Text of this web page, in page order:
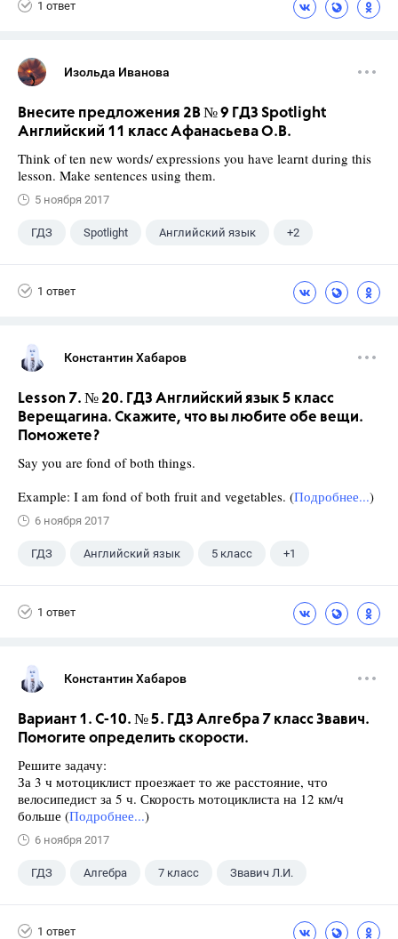
1 ответ
Изольда Иванова
Внесите предложения 2B № 9 ГДЗ Spotlight
Английский 11 класс Афанасьева О.В.
Think of ten new words/ expressions you have learnt during this
lesson. Make sentences using them.
5 ноября 2017
ГДЗ Spotlight Английский язык +2
1 ответ
Константин Хабаров
Lesson 7. № 20. ГДЗ Английский язык 5 класс
Верещагина. Скажите, что вы любите обе вещи.
Поможете?
Say you are fond of both things.
Example: I am fond of both fruit and vegetables. (Подробнее...)
6 ноября 2017
ГДЗ Английский язык 5 класс +1
1 ответ
Константин Хабаров
Вариант 1. С-10. № 5. ГДЗ Алгебра 7 класс Звавич.
Помогите определить скорости.
Решите задачу:
За 3 ч мотоциклист проезжает то же расстояние, что
велосипедист за 5 ч. Скорость мотоциклиста на 12 км/ч
больше (Подробнее...)
6 ноября 2017
ГДЗ Алгебра 7 класс Звавич Л.И.
1 ответ